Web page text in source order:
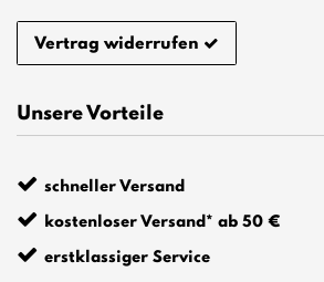
Vertrag widerrufen
Unsere Vorteile
schneller Versand
kostenloser Versand* ab 50 €
erstklassiger Service